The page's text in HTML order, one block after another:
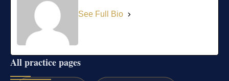
See Full Bio
All practice pages